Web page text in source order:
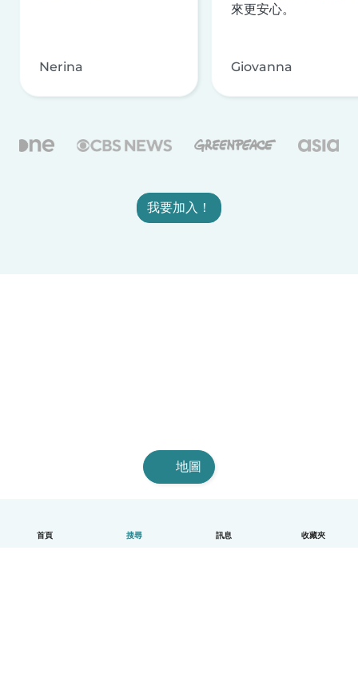
首頁 搜尋 訊息 收藏夾
Nerina
來更安心。
Giovanna
我要加入！
地圖